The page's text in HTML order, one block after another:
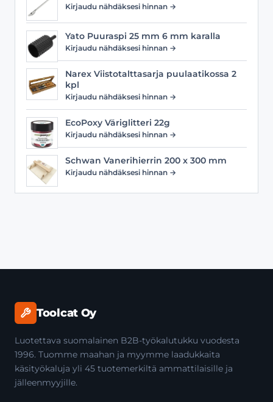
Kirjaudu nähdäksesi hinnan →
Yato Puuraspi 25 mm 6 mm karalla
Kirjaudu nähdäksesi hinnan →
Narex Viistotalttasarja puulaatikossa 2
kpl
Kirjaudu nähdäksesi hinnan →
EcoPoxy Väriglitteri 22g
Kirjaudu nähdäksesi hinnan →
Schwan Vanerihierrin 200 x 300 mm
Kirjaudu nähdäksesi hinnan →
Toolcat Oy
Luotettava suomalainen B2B-työkalutukku vuodesta
1996. Tuomme maahan ja myymme laadukkaita
käsityökaluja yli 45 tuotemerkiltä ammattilaisille ja
jälleenmyyjille.